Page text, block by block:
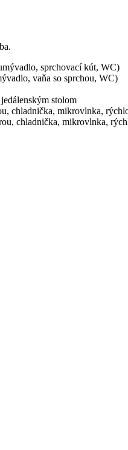
sprchovací kút, WC)
vaňa so sprchou, WC)
stolom
chladnička, mikrovlnka,
chladnička, mikrovlnka,